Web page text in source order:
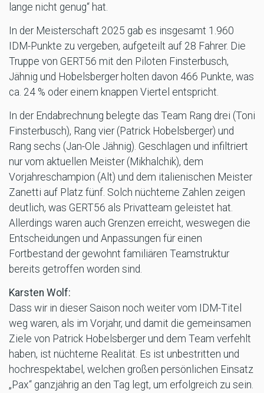
lange nicht genug“ hat.
In der Meisterschaft 2025 gab es insgesamt 1.960
IDM-Punkte zu vergeben, aufgeteilt auf 28 Fahrer. Die
Truppe von GERT56 mit den Piloten Finsterbusch,
Jähnig und Hobelsberger holten davon 466 Punkte, was
ca. 24 % oder einem knappen Viertel entspricht.
In der Endabrechnung belegte das Team Rang drei (Toni
Finsterbusch), Rang vier (Patrick Hobelsberger) und
Rang sechs (Jan-Ole Jähnig). Geschlagen und infiltriert
nur vom aktuellen Meister (Mikhalchik), dem
Vorjahreschampion (Alt) und dem italienischen Meister
Zanetti auf Platz fünf. Solch nüchterne Zahlen zeigen
deutlich, was GERT56 als Privatteam geleistet hat.
Allerdings waren auch Grenzen erreicht, weswegen die
Entscheidungen und Anpassungen für einen
Fortbestand der gewohnt familiären Teamstruktur
bereits getroffen worden sind.
Karsten Wolf:
Dass wir in dieser Saison noch weiter vom IDM-Titel
weg waren, als im Vorjahr, und damit die gemeinsamen
Ziele von Patrick Hobelsberger und dem Team verfehlt
haben, ist nüchterne Realität. Es ist unbestritten und
hochrespektabel, welchen großen persönlichen Einsatz
„Pax“ ganzjährig an den Tag legt, um erfolgreich zu sein.